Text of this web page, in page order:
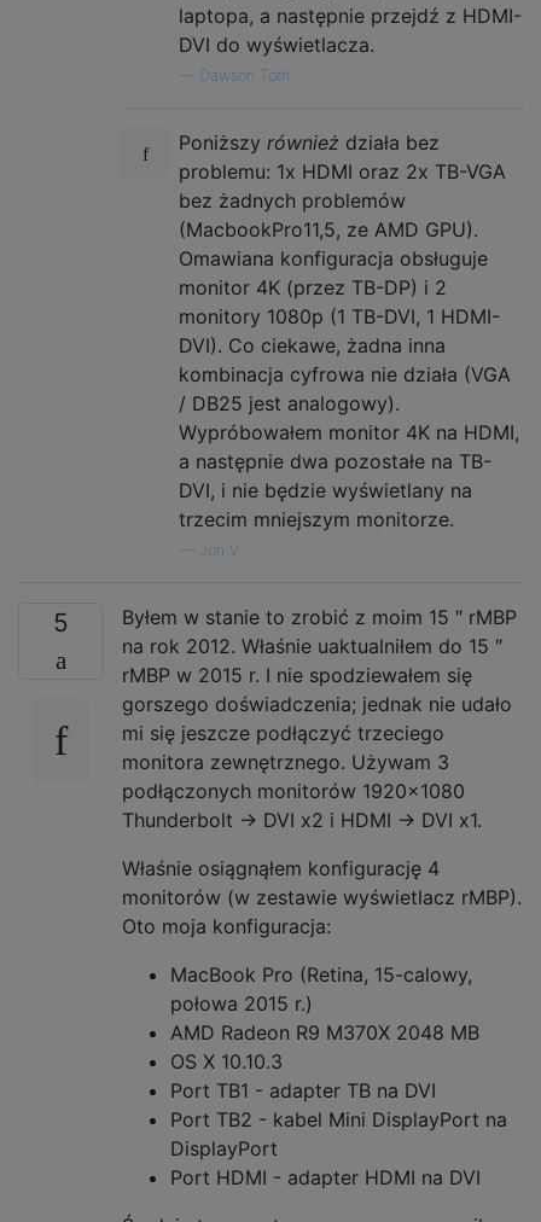
laptopa, a następnie przejdź z HDMI-
DVI do wyświetlacza.
Dawson Toth
Poniższy również działa bez
problemu: 1x HDMI oraz 2x TB-VGA
bez żadnych problemów
(MacbookPro11,5, ze AMD GPU).
Omawiana konfiguracja obsługuje
monitor 4K (przez TB-DP) i 2
monitory 1080p (1 TB-DVI, 1 HDMI-
DVI). Co ciekawe, żadna inna
kombinacja cyfrowa nie działa (VGA
/ DB25 jest analogowy).
Wypróbowałem monitor 4K na HDMI,
a następnie dwa pozostałe na TB-
DVI, i nie będzie wyświetlany na
trzecim mniejszym monitorze.
Jon V
5
Byłem w stanie to zrobić z moim 15 ″ rMBP
na rok 2012. Właśnie uaktualniłem do 15 ″
rMBP w 2015 r. I nie spodziewałem się
gorszego doświadczenia; jednak nie udało
mi się jeszcze podłączyć trzeciego
monitora zewnętrznego. Używam 3
podłączonych monitorów 1920x1080
Thunderbolt → DVI x2 i HDMI → DVI x1.
Właśnie osiągnąłem konfigurację 4
monitorów (w zestawie wyświetlacz rMBP).
Oto moja konfiguracja:
MacBook Pro (Retina, 15-calowy,
połowa 2015 r.)
AMD Radeon R9 M370X 2048 MB
OS X 10.10.3
Port TB1 - adapter TB na DVI
Port TB2 - kabel Mini DisplayPort na
DisplayPort
Port HDMI - adapter HDMI na DVI